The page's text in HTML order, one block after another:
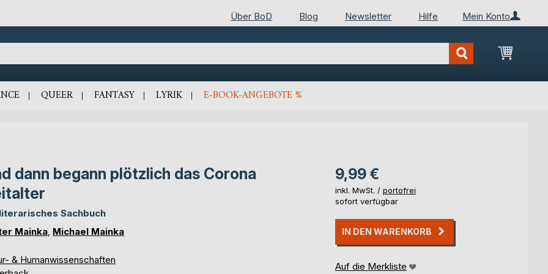
Mein Konto
Über BoD Blog Newsletter Hilfe
Mein
QUEER FANTASY LYRIK E-BOOK-ANGEBOTE %
dann begann plötzlich das Corona
Sachbuch
Mainka Michael Mainka
& Humanwissenschaften
9,99 €
inkl. MwSt. / portofrei
sofort verfügbar
IN DEN WARENKORB
Auf die Merkliste